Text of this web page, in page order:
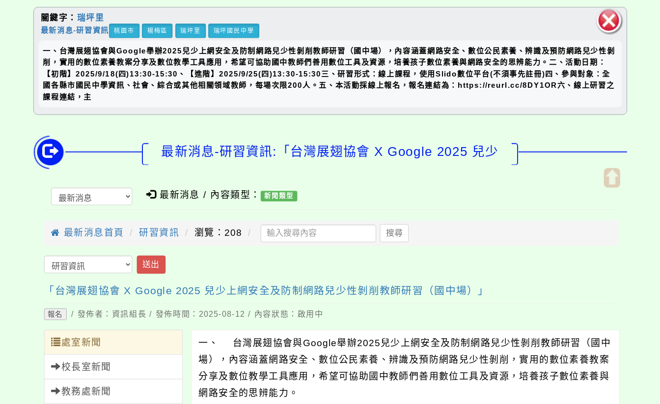
塊
關鍵字： 瑞坪里
最新消息-研習資訊 桃園市 楊梅區 瑞坪里 瑞坪國民中學
一、台灣展翅協會與Google舉辦2025兒少上網安全及防制網路兒少性剝削教師研習（國中場），內容涵蓋網路安全、數位公民素養、辨識及預防網路兒少性剝
削，實用的數位素養教案分享及數位教學工具應用，希望可協助國中教師們善用數位工具及資源，培養孩子數位素養與網路安全的思辨能力。二、活動日期：
【初階】2025/9/18(四)13:30-15:30、【進階】2025/9/25(四)13:30-15:30三、研習形式：線上課程，使用Slido數位平台(不須事先註冊)四、參與對象：全
國各縣市國民中學資訊、社會、綜合或其他相關領域教師，每場次限200人。五、本活動採線上報名，報名連結為：https://reurl.cc/8DY1OR六、線上研習之
課程連結，主
最新消息-研習資訊:「台灣展翅協會 X Google 2025 兒少
最新消息 / 內容類型： 新聞類型
最新消息首頁 研習資訊 瀏覽：208 搜尋
送出
「台灣展翅協會 X Google 2025 兒少上網安全及防制網路兒少性剝削教師研習（國中場）」
報名 / 發佈者：資訊組長 / 發佈時間：2025-08-12 / 內容狀態：啟用中
處室新聞
校長室新聞
教務處新聞
一、 台灣展翅協會與Google舉辦2025兒少上網安全及防制網路兒少性剝削教師研習（國中
場），內容涵蓋網路安全、數位公民素養、辨識及預防網路兒少性剝削，實用的數位素養教案
分享及數位教學工具應用，希望可協助國中教師們善用數位工具及資源，培養孩子數位素養與
網路安全的思辨能力。